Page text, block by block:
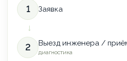
1 Заявка
→
2 Выезд инженера /
диагностика